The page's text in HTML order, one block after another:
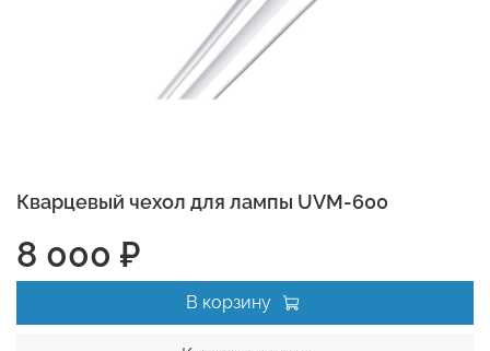
Кварцевый чехол для лампы UVM-600
8 000 ₽
В корзину